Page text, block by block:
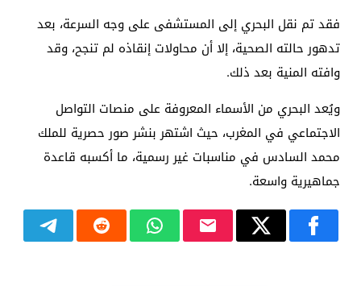
فقد تم نقل البحري إلى المستشفى على وجه السرعة، بعد
تدهور حالته الصحية، إلا أن محاولات إنقاذه لم تنجح، وقد
وافته المنية بعد ذلك.
ويُعد البحري من الأسماء المعروفة على منصات التواصل
الاجتماعي في المغرب، حيث اشتهر بنشر صور حصرية للملك
محمد السادس في مناسبات غير رسمية، ما أكسبه قاعدة
جماهيرية واسعة.